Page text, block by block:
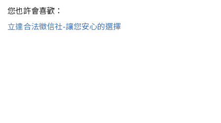
您也許會喜歡：
立達合法徵信社-讓您安心的選擇